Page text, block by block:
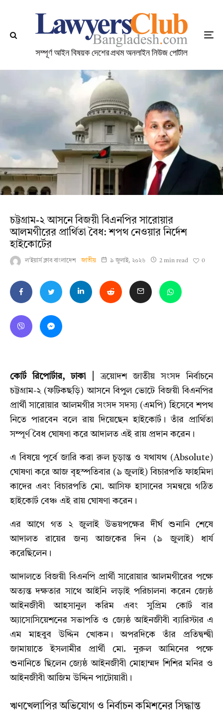
চট্টগ্রাম-২ আসনে বিজয়ী বিএনপির সারোয়ার
আলমগীরের প্রার্থিতা বৈধ: শপথ নেওয়ার নির্দেশ
হাইকোর্টের
ল'ইয়ার্স ক্লাব বাংলাদেশ জাতীয় ৯ জুলাই, ২০২৬ 2 min read 0
কোর্ট রিপোর্টার, ঢাকা |ত্রয়োদশ জাতীয় সংসদ নির্বাচনে
চট্টগ্রাম-২ (ফটিকছড়ি) আসনে বিপুল ভোটে বিজয়ী বিএনপির
প্রার্থী সারোয়ার আলমগীর সংসদ সদস্য (এমপি) হিসেবে শপথ
নিতে পারবেন বলে রায় দিয়েছেন হাইকোর্ট। তাঁর প্রার্থিতা
সম্পূর্ণ বৈধ ঘোষণা করে আদালত এই রায় প্রদান করেন।
এ বিষয়ে পূর্বে জারি করা রুল চূড়ান্ত ও যথাযথ (Absolute)
ঘোষণা করে আজ বৃহস্পতিবার (৯ জুলাই) বিচারপতি ফাহমিদা
কাদের এবং বিচারপতি মো. আসিফ হাসানের সমন্বয়ে গঠিত
হাইকোর্ট বেঞ্চ এই রায় ঘোষণা করেন।
এর আগে গত ২ জুলাই উভয়পক্ষের দীর্ঘ শুনানি শেষে
আদালত রায়ের জন্য আজকের দিন (৯ জুলাই) ধার্য
করেছিলেন।
আদালতে বিজয়ী বিএনপি প্রার্থী সারোয়ার আলমগীরের পক্ষে
অত্যন্ত দক্ষতার সাথে আইনি লড়াই পরিচালনা করেন জ্যেষ্ঠ
আইনজীবী আহসানুল করিম এবং সুপ্রিম কোর্ট বার
অ্যাসোসিয়েশনের সভাপতি ও জ্যেষ্ঠ আইনজীবী ব্যারিস্টার এ
এম মাহবুব উদ্দিন খোকন। অপরদিকে তাঁর প্রতিদ্বন্দ্বী
জামায়াতে ইসলামীর প্রার্থী মো. নুরুল আমিনের পক্ষে
শুনানিতে ছিলেন জ্যেষ্ঠ আইনজীবী মোহাম্মদ শিশির মনির ও
আইনজীবী আজিম উদ্দিন পাটোয়ারী।
ঋণখেলাপির অভিযোগ ও নির্বাচন কমিশনের সিদ্ধান্ত